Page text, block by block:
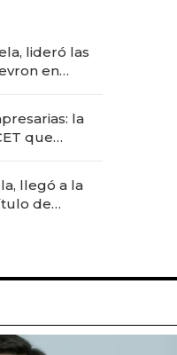
lideró las
en
la
que
llegó a la
de